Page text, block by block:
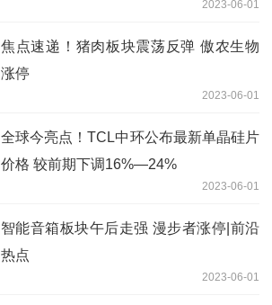
2023-06-01
焦点速递！猪肉板块震荡反弹 傲农生物
涨停
2023-06-01
全球今亮点！TCL中环公布最新单晶硅片
价格 较前期下调16%—24%
2023-06-01
智能音箱板块午后走强 漫步者涨停|前沿
热点
2023-06-01